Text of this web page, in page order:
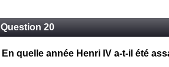
Question 20
En quelle année Henri IV a-t-il été